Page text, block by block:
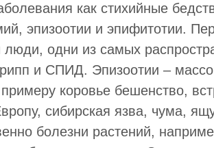
как стихийные
эпизоотии и эпифитотии.
одни из самых
и СПИД. Эпизоотии –
коровье бешенство,
сибирская язва, чума,
болезни растений,